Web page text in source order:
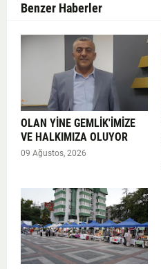
Benzer Haberler
OLAN YİNE GEMLİK'İMİZE
VE HALKIMIZA OLUYOR
09 Ağustos, 2026